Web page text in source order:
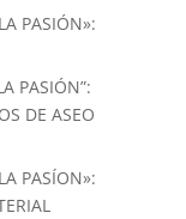
PASIÓN»:
PASIÓN”:
DE ASEO
PASÍON»: